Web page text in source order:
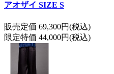
アオザイ SIZE S
販売定価 69,300円(税込)
限定特価 44,000円(税込)